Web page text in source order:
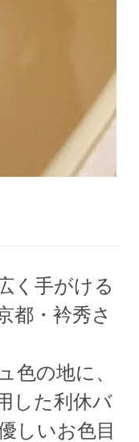
く手がける
都・衿秀さ
色の地に、
した利休バ
しいお色目